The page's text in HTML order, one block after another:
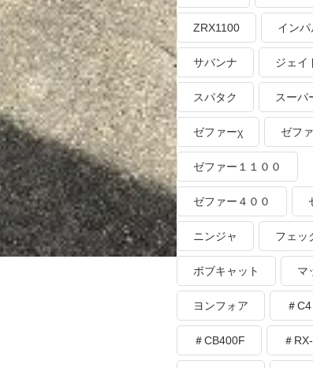
ZRX1100 インパ
サバンナ ジェイ
スパタク スーパ
ゼファーχ ゼフ
ゼファー１１００
ゼファー４００
ニンジャ フェッ
ボブキャット マ
ヨンフォア ＃C4
＃CB400F ＃